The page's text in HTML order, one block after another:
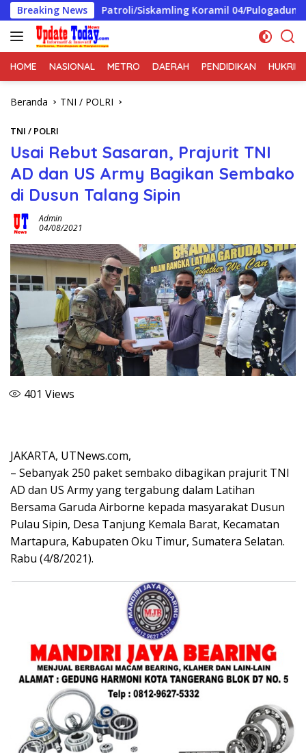
Langsung
ke
konten
Breaking News
Patroli/Siskamling Koramil 04/Pulogadung Perkuat
HOME NASIONAL METRO DAERAH PENDIDIKAN HUKRIM
Beranda TNI / POLRI
TNI / POLRI
Usai Rebut Sasaran, Prajurit TNI
AD dan US Army Bagikan Sembako
di Dusun Talang Sipin
Admin
04/08/2021
401 Views
JAKARTA, UTNews.com,
– Sebanyak 250 paket sembako dibagikan prajurit TNI
AD dan US Army yang tergabung dalam Latihan
Bersama Garuda Airborne kepada masyarakat Dusun
Pulau Sipin, Desa Tanjung Kemala Barat, Kecamatan
Martapura, Kabupaten Oku Timur, Sumatera Selatan.
Rabu (4/8/2021).